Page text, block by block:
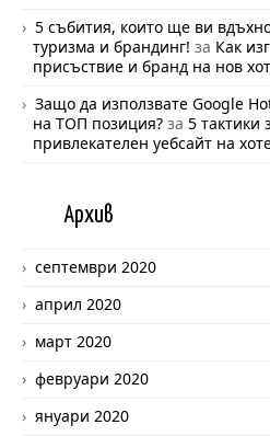
5 събития, които ще ви
туризма и брандинг! за Как
присъствие и бранд на нов
Защо да използвате Google
на ТОП позиция? за 5 тактики
привлекателен уебсайт на
Архив
септември 2020
април 2020
март 2020
февруари 2020
януари 2020